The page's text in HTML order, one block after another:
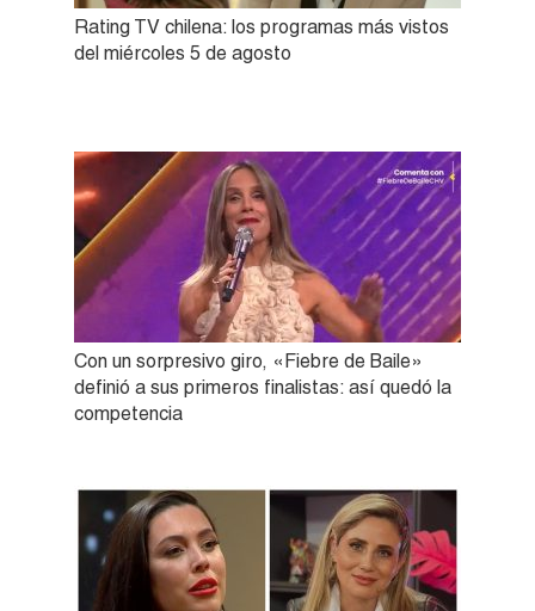
Rating TV chilena: los programas más vistos
del miércoles 5 de agosto
Con un sorpresivo giro, «Fiebre de Baile»
definió a sus primeros finalistas: así quedó la
competencia